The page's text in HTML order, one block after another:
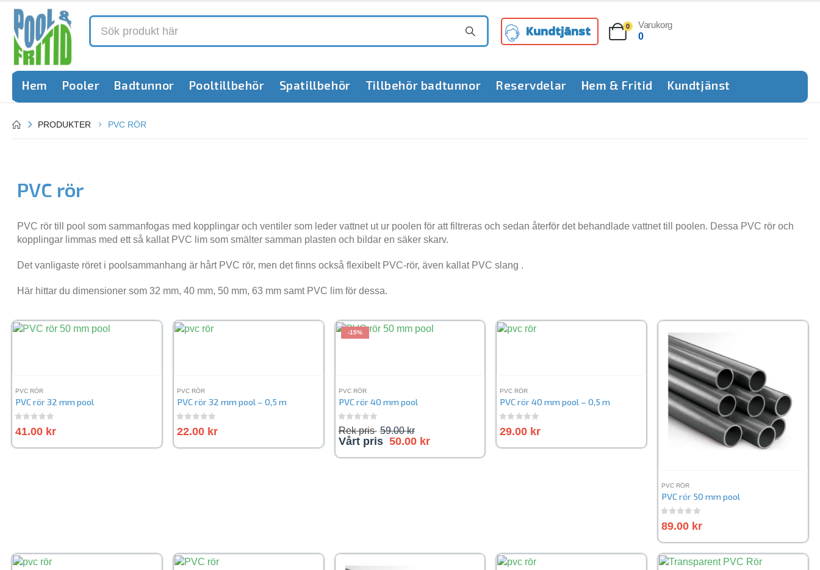
Kundtjänst 0
Varukorg
0
Hem Pooler Badtunnor Pooltillbehör Spatillbehör Tillbehör badtunnor Reservdelar Hem & Fritid Kundtjänst
PRODUKTER PVC RÖR
PVC rör
PVC rör till pool som sammanfogas med kopplingar och ventiler som leder vattnet ut ur poolen för att filtreras och sedan återför det behandlade vattnet till poolen. Dessa PVC rör och
kopplingar limmas med ett så kallat PVC lim som smälter samman plasten och bildar en säker skarv.
Det vanligaste röret i poolsammanhang är hårt PVC rör, men det finns också flexibelt PVC-rör, även kallat PVC slang .
Här hittar du dimensioner som 32 mm, 40 mm, 50 mm, 63 mm samt PVC lim för dessa.
PVC RÖR
PVC rör 32 mm pool
out of 5
41.00 kr
PVC RÖR
PVC rör 32 mm pool – 0,5 m
out of 5
22.00 kr
-15%
PVC RÖR
PVC rör 40 mm pool
0out of 5
Rek pris 59.00kr
Vårt pris 50.00 kr
PVC RÖR
PVC rör 40 mm pool – 0,5 m
out of 5
29.00 kr
PVC RÖR
PVC rör 50 mm pool
out of 5
89.00 kr